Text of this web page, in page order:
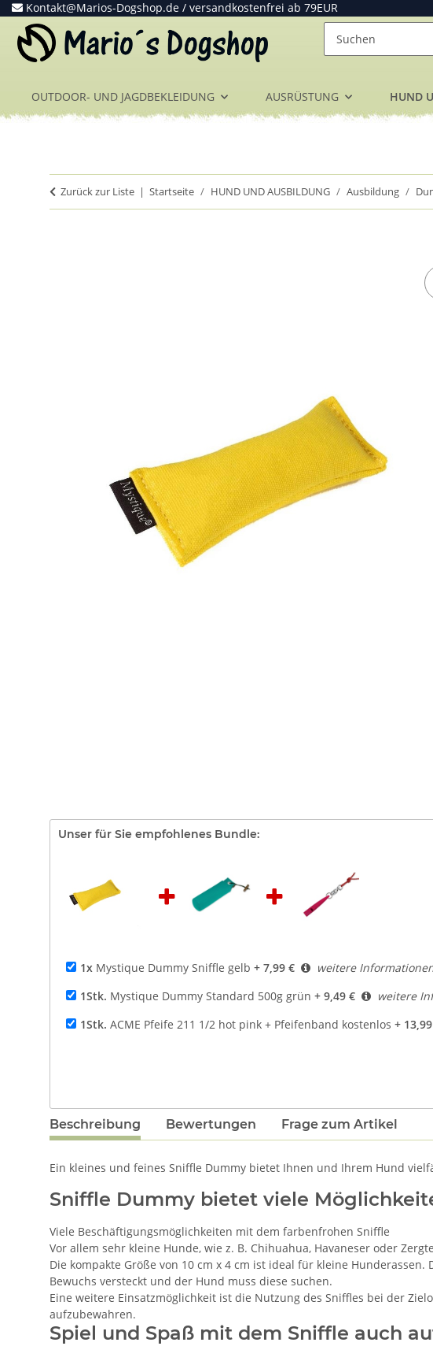
Kontakt@Marios-Dogshop.de / versandkostenfrei ab 79EUR
OUTDOOR- UND JAGDBEKLEIDUNG AUSRÜSTUNG HUND
Zurück zur Liste Startseite HUND UND AUSBILDUNG Ausbildung
Unser für Sie empfohlenes Bundle:
1x Mystique Dummy Sniffle gelb + 7,99 €
weitere
1Stk. Mystique Dummy Standard 500g grün + 9,49 €
weitere
1Stk. ACME Pfeife 211 1/2 hot pink + Pfeifenband kostenlos +
Beschreibung Bewertungen Frage zum Artikel
Ein kleines und feines Sniffle Dummy bietet Ihnen und Ihrem Hund
Sniffle Dummy bietet viele
Viele Beschäftigungsmöglichkeiten mit dem farbenfrohen Sniffle
Vor allem sehr kleine Hunde, wie z. B. Chihuahua, Havaneser oder
Die kompakte Größe von 10 cm x 4 cm ist ideal für kleine
Bewuchs versteckt und der Hund muss diese suchen.
Eine weitere Einsatzmöglichkeit ist die Nutzung des Sniffles bei der
aufzubewahren.
Spiel und Spaß mit dem Sniffle auch